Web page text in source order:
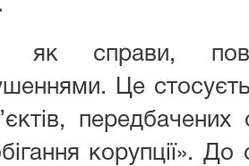
як справи,
Це
корупції».